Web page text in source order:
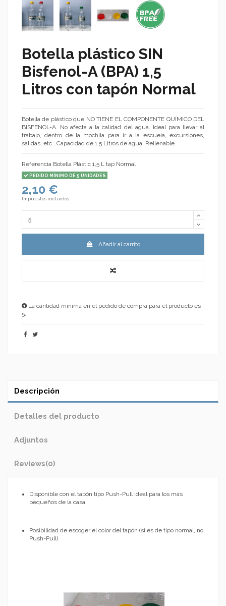
Botella plástico SIN
Bisfenol-A (BPA) 1,5
Litros con tapón Normal
Botella de plástico que NO TIENE EL COMPONENTE QUÍMICO DEL
BISFENOL-A. No afecta a la calidad del agua. Ideal para llevar al
trabajo, dentro de la mochila para ir a la escuela, excursiones,
salidas, etc...Capacidad de 1.5 Litros de agua. Rellenable.
Referencia Botella Plàstic 1,5 L tap Normal
PEDIDO MÍNIMO DE 5 UNIDADES
2,10 €
Impuestos incluidos
Añadir al carrito
La cantidad mínima en el pedido de compra para el producto es
5.
Descripción
Detalles del producto
Adjuntos
Reviews(0)
Disponible con el tapón tipo Push-Pull ideal para los más
pequeños de la casa
Posibilidad de escoger el color del tapón (si es de tipo normal, no
Push-Pull)